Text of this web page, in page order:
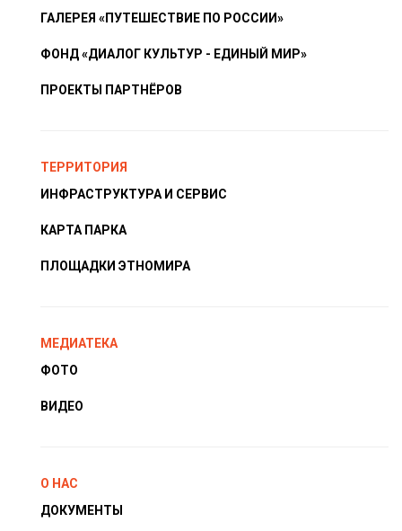
ГАЛЕРЕЯ «ПУТЕШЕСТВИЕ ПО РОССИИ»
ФОНД «ДИАЛОГ КУЛЬТУР - ЕДИНЫЙ МИР»
ПРОЕКТЫ ПАРТНЁРОВ
ТЕРРИТОРИЯ
ИНФРАСТРУКТУРА И СЕРВИС
КАРТА ПАРКА
ПЛОЩАДКИ ЭТНОМИРА
МЕДИАТЕКА
ФОТО
ВИДЕО
О НАС
ДОКУМЕНТЫ